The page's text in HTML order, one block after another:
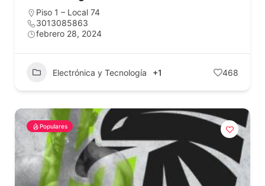
Piso 1 – Local 74
3013085863
febrero 28, 2024
Electrónica y Tecnología +1 468
Populares